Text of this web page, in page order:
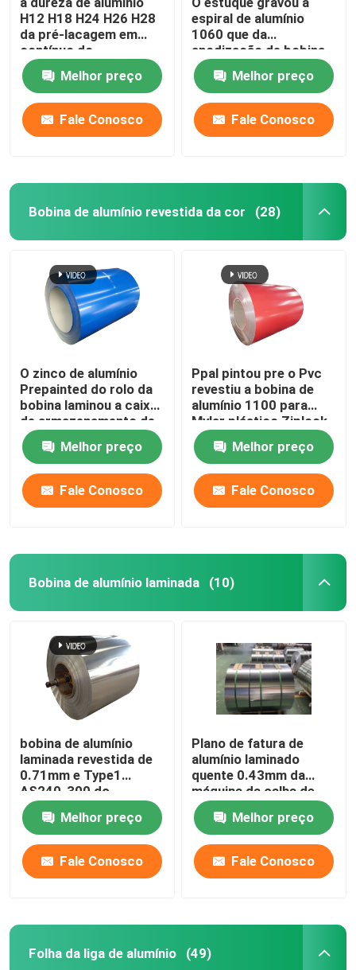
Rolo de Folha de Alumínio
Barra de ângulo de alumínio
H12 H18 H24 H26 H28
da pré-lacagem em
contínuo do
revestimento do
moinho 3003 1100-
H14 laminou 0,027
Melhor preço
Fale Conosco
espiral de alumínio
1060 que da
anodização de bobina
o emperramento 1050
H14 revestiu Pvc 0.1-
300mm
Melhor preço
Fale Conosco
Bobina de alumínio revestida da cor (28)
O zinco de alumínio
Prepainted do rolo da
bobina laminou a caixa
de armazenamento de
aço 1219mm da bobina
Melhor preço
Fale Conosco
Ppal pintou pre o Pvc
revestiu a bobina de
alumínio 1100 para
Mylar plástico Ziplock
ensaca 300mm 405mm
505mmMelhor preço
Fale Conosco
Bobina de alumínio laminada (10)
bobina de alumínio
laminada revestida de
0.71mm e Type1
AS240-300 do
emperramento espiral
ASTM A463 da tira
Melhor preço
Fale Conosco
Plano de fatura de
alumínio laminado
quente 0.43mm da
máquina da calha de
alumínio da bobina ZN
do AL G550Melhor preço
Fale Conosco
Folha da liga de alumínio (49)